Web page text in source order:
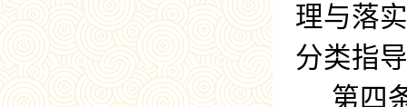
理与落
分类指
第四